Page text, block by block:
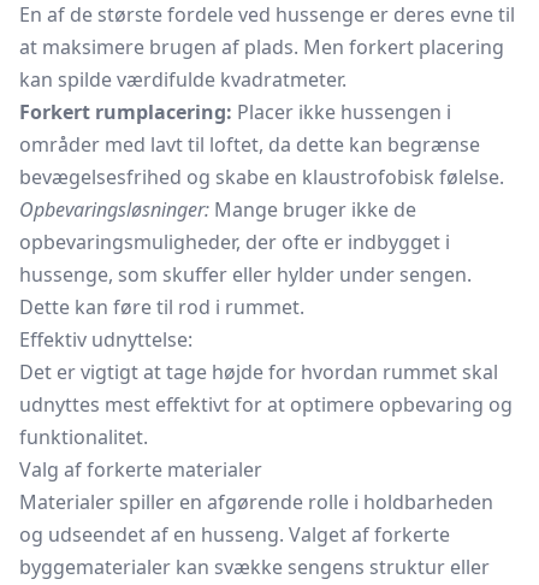
En af de største fordele ved hussenge er deres evne til
at maksimere brugen af plads. Men forkert placering
kan spilde værdifulde kvadratmeter.
Forkert rumplacering: Placer ikke hussengen i
områder med lavt til loftet, da dette kan begrænse
bevægelsesfrihed og skabe en klaustrofobisk følelse.
Opbevaringsløsninger: Mange bruger ikke de
opbevaringsmuligheder, der ofte er indbygget i
hussenge, som skuffer eller hylder under sengen.
Dette kan føre til rod i rummet.
Effektiv udnyttelse:
Det er vigtigt at tage højde for hvordan rummet skal
udnyttes mest effektivt for at optimere opbevaring og
funktionalitet.
Valg af forkerte materialer
Materialer spiller en afgørende rolle i holdbarheden
og udseendet af en husseng. Valget af forkerte
byggematerialer kan svække sengens struktur eller